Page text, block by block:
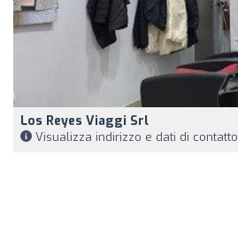
Los Reyes Viaggi Srl
Visualizza indirizzo e dati di contatto